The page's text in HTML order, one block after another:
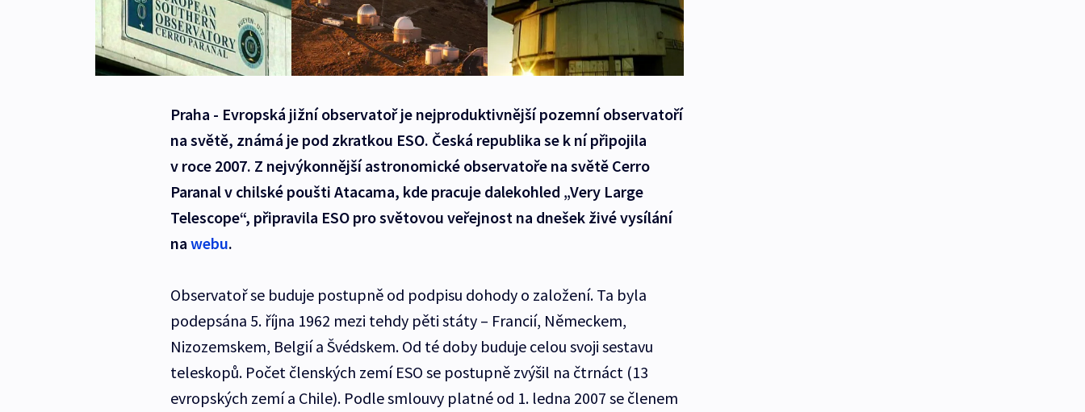
Praha - Evropská jižní observatoř je nejproduktivnější pozemní observatoří
na světě, známá je pod zkratkou ESO. Česká republika se k ní připojila
v roce 2007. Z nejvýkonnější astronomické observatoře na světě Cerro
Paranal v chilské poušti Atacama, kde pracuje dalekohled „Very Large
Telescope“, připravila ESO pro světovou veřejnost na dnešek živé vysílání
na webu.
Observatoř se buduje postupně od podpisu dohody o založení. Ta byla
podepsána 5. října 1962 mezi tehdy pěti státy – Francií, Německem,
Nizozemskem, Belgií a Švédskem. Od té doby buduje celou svoji sestavu
teleskopů. Počet členských zemí ESO se postupně zvýšil na čtrnáct (13
evropských zemí a Chile). Podle smlouvy platné od 1. ledna 2007 se členem